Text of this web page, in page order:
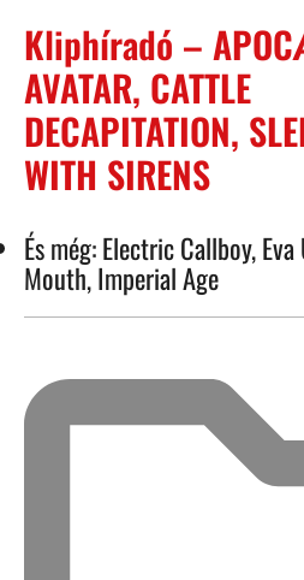
Kliphíradó –
AVATAR, CATTLE
DECAPITATION,
WITH SIRENS
És még: Electric Callboy,
Mouth, Imperial Age